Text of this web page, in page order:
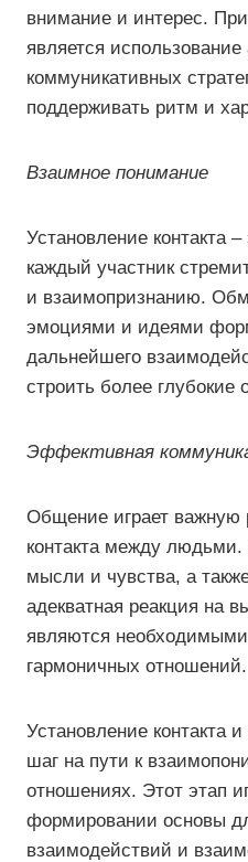
внимание и интерес.
является использование
коммуникативных
поддерживать ритм и
Взаимное понимание
Установление контакта
каждый участник
и взаимопризнанию.
эмоциями и идеями
дальнейшего
строить более глубокие
Эффективная
Общение играет важную
контакта между
мысли и чувства, а
адекватная реакция на
являются
гармоничных отношений.
Установление контакта
шаг на пути к
отношениях. Этот этап
формировании основы
взаимодействий и